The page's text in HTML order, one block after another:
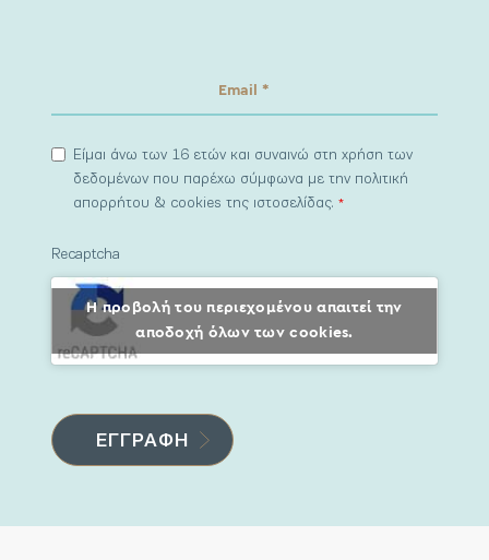
Είμαι άνω των 16 ετών και συναινώ στη χρήση των
δεδομένων που παρέχω σύμφωνα με την πολιτική
απορρήτου & cookies της ιστοσελίδας.*
Recaptcha
Η προβολή του περιεχομένου απαιτεί την
αποδοχή όλων των cookies.